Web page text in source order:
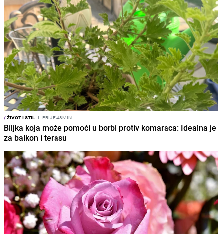
/ŽIVOT I STIL I PRIJE 43MIN
Biljka koja može pomoći u borbi protiv komaraca: Idealna je
za balkon i terasu